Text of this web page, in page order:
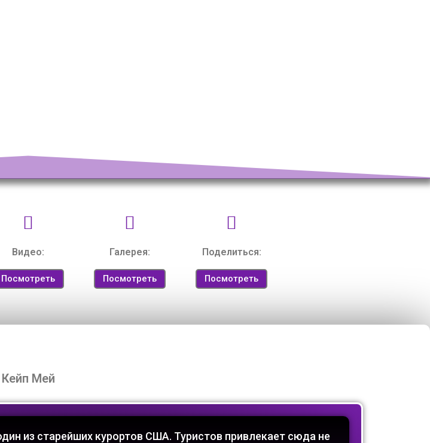
Видео:
Посмотреть
Галерея:
Посмотреть
Поделиться:
Посмотреть
Кейп Мей
из старейших курортов США. Туристов привлекает сюда не